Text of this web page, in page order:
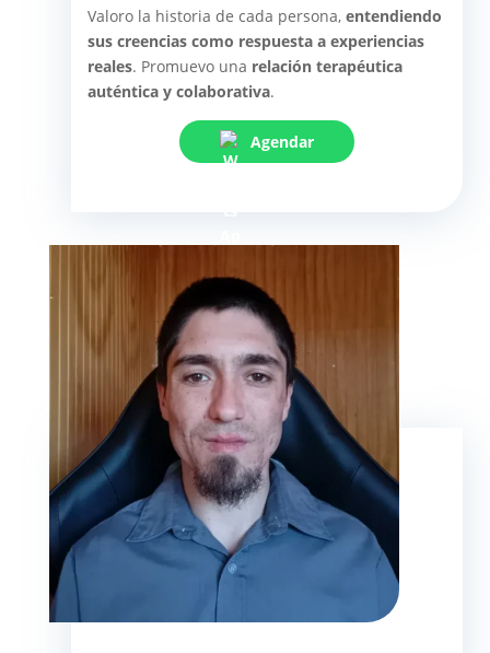
Valoro la historia de cada persona, entendiendo
sus creencias como respuesta a experiencias
reales. Promuevo una relación terapéutica
auténtica y colaborativa.
Agendar